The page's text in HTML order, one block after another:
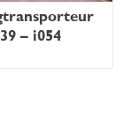
39 – i054